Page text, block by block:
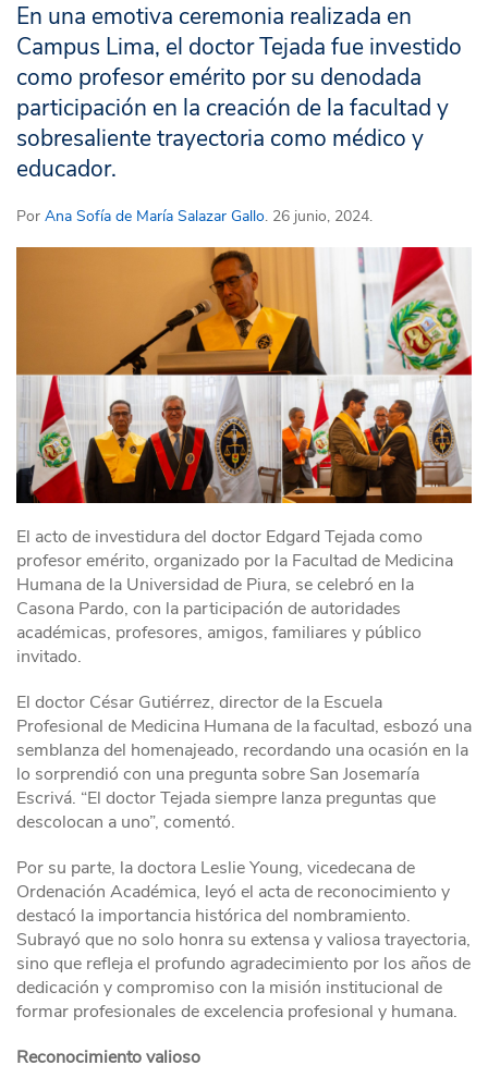
En una emotiva ceremonia realizada en
Campus Lima, el doctor Tejada fue investido
como profesor emérito por su denodada
participación en la creación de la facultad y
sobresaliente trayectoria como médico y
educador.
Por Ana Sofía de María Salazar Gallo. 26 junio, 2024.
El acto de investidura del doctor Edgard Tejada como
profesor emérito, organizado por la Facultad de Medicina
Humana de la Universidad de Piura, se celebró en la
Casona Pardo, con la participación de autoridades
académicas, profesores, amigos, familiares y público
invitado.
El doctor César Gutiérrez, director de la Escuela
Profesional de Medicina Humana de la facultad, esbozó una
semblanza del homenajeado, recordando una ocasión en la
lo sorprendió con una pregunta sobre San Josemaría
Escrivá. “El doctor Tejada siempre lanza preguntas que
descolocan a uno”, comentó.
Por su parte, la doctora Leslie Young, vicedecana de
Ordenación Académica, leyó el acta de reconocimiento y
destacó la importancia histórica del nombramiento.
Subrayó que no solo honra su extensa y valiosa trayectoria,
sino que refleja el profundo agradecimiento por los años de
dedicación y compromiso con la misión institucional de
formar profesionales de excelencia profesional y humana.
Reconocimiento valioso